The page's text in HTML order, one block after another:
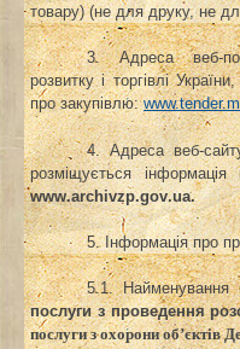
товару) (не для друку, не
3. Адреса веб-
розвитку і торгівлі
про закупівлю:
4. Адреса веб-
розміщується
www.archivzp.gov.ua.
5. Інформація про
5.1. Найменування
послуги з проведення
послуги з охорони об’єктів